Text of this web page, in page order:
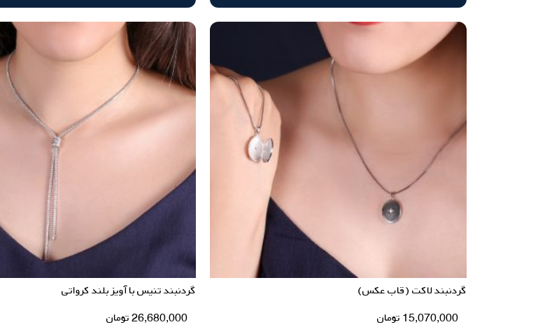
گردنبند لاکت (قاب عکس)
15,070,000 تومان
گردنبند تنیس با آویز بلند کرواتی
26,680,000تومان